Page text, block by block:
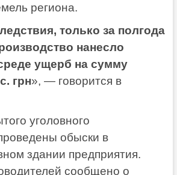
региона.
только за полгода
нанесло
ущерб на сумму
грн», — говорится в
уголовного
обыски в
здании предприятия.
сообщено о